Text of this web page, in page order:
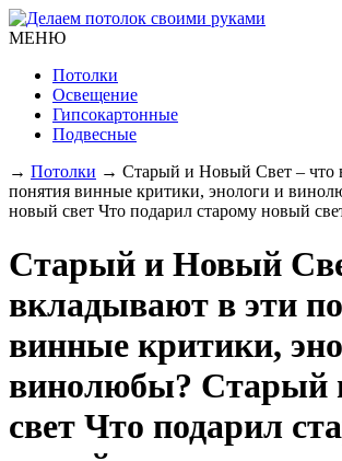
МЕНЮ
Потолки
Освещение
Гипсокартонные
Подвесные
→ Потолки → Старый и Новый Свет – что
понятия винные критики, энологи и
новый свет Что подарил старому новый
Старый и Новый
вкладывают в эти
винные критики,
винолюбы? Старый
свет Что подарил